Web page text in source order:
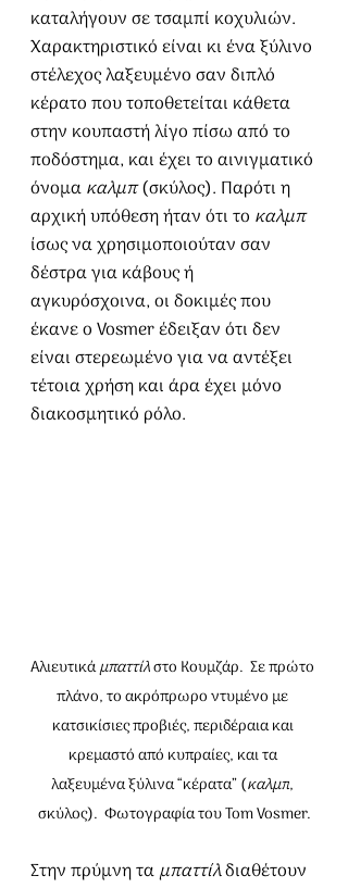
καταλήγουν σε τσαμπί κοχυλιών.
Χαρακτηριστικό είναι κι ένα ξύλινο
στέλεχος λαξευμένο σαν διπλό
κέρατο που τοποθετείται κάθετα
στην κουπαστή λίγο πίσω από το
ποδόστημα, και έχει το αινιγματικό
όνομα καλμπ (σκύλος). Παρότι η
αρχική υπόθεση ήταν ότι το καλμπ
ίσως να χρησιμοποιούταν σαν
δέστρα για κάβους ή
αγκυρόσχοινα, οι δοκιμές που
έκανε ο Vosmer έδειξαν ότι δεν
είναι στερεωμένο για να αντέξει
τέτοια χρήση και άρα έχει μόνο
διακοσμητικό ρόλο.
Αλιευτικά μπαττίλ στο Κουμζάρ.  Σε πρώτο
πλάνο, το ακρόπρωρο ντυμένο με
κατσικίσιες προβιές, περιδέραια και
κρεμαστό από κυπραίες, και τα
λαξευμένα ξύλινα “κέρατα” (καλμπ,
σκύλος).  Φωτογραφία του Tom Vosmer.
Στην πρύμνη τα μπαττίλ διαθέτουν